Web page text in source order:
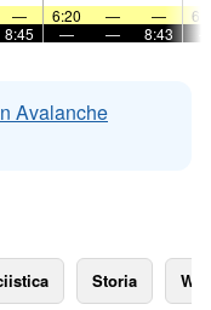
— 6:20 — —
8:45 — — 8:43
Avalanche
Storia